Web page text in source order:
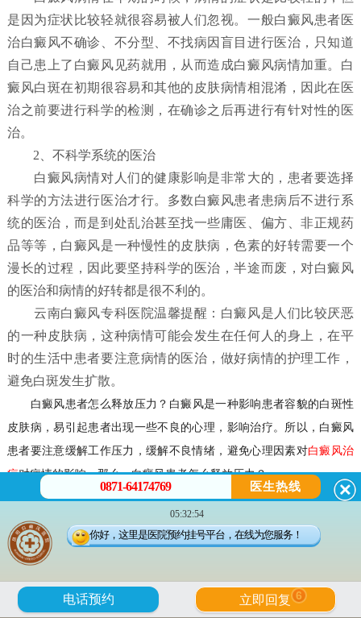
是因为症状比较轻就很容易被人们忽视。一般白癜风患者医
治白癜风不确诊、不分型、不找病因盲目进行医治，只知道
自己患上了白癜风见药就用，从而造成白癜风病情加重。白
癜风白斑在初期很容易和其他的皮肤病情相混淆，因此在医
治之前要进行科学的检测，在确诊之后再进行有针对性的医
治。
2、不科学系统的医治
白癜风病情对人们的健康影响是非常大的，患者要选择
科学的方法进行医治才行。多数白癜风患者患病后不进行系
统的医治，而是到处乱治甚至找一些庸医、偏方、非正规药
品等等，白癜风是一种慢性的皮肤病，色素的好转需要一个
漫长的过程，因此要坚持科学的医治，半途而废，对白癜风
的医治和病情的好转都是很不利的。
云南白癜风专科医院温馨提醒：白癜风是人们比较厌恶
的一种皮肤病，这种病情可能会发生在任何人的身上，在平
时的生活中患者要注意病情的医治，做好病情的护理工作，
避免白斑发生扩散。
白癜风患者怎么释放压力？ 白癜风是一种影响患者容貌的白斑性
皮肤病，易引起患者出现一些不良的心理，影响治疗。所以，白癜风
患者要注意缓解工作压力，缓解不良情绪，避免心理因素对白癜风治
疗对病情的影响。那么，白癜风患者怎么释放压力？
白癜风患者怎么释放压力？
一，白癜风患者应放松自己。患上白癜风后，患者应放松自己，
遇到不公平和有意见的事情要坦率地说出来，不要压在心里，患者可
通过发泄以消不快之气，例如面对沙包或人头偶像猛打几拳，或者大
0871-64174769 医生热线
05:32:54
你好，这里是医院预约挂号平台，在线为您服务！
电话预约 立即回复 6